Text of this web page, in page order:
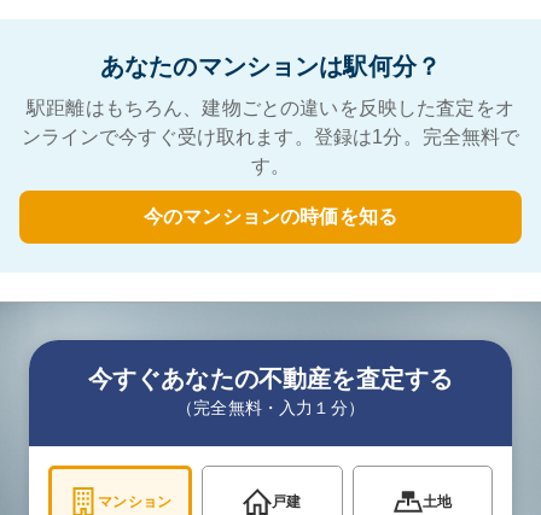
あなたのマンションは駅何分？
駅距離はもちろん、建物ごとの違いを反映した査定をオ
ンラインで今すぐ受け取れます。登録は1分。完全無料で
す。
今のマンションの時価を知る
今すぐあなたの不動産を査定する
（完全無料・入力１分）
マンション 戸建 土地